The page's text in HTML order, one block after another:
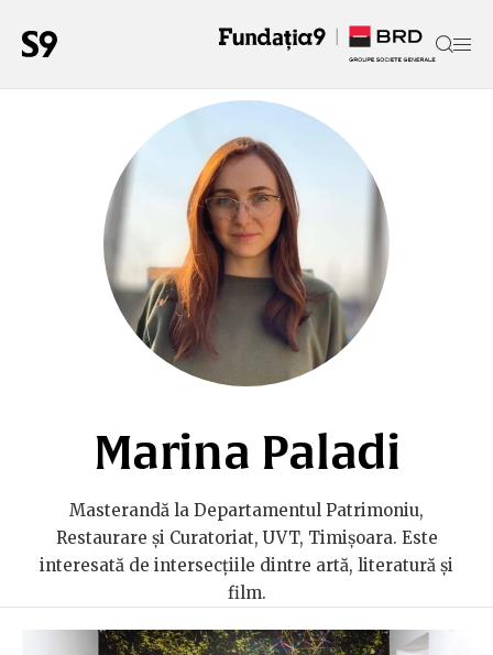
Marina Paladi
Masterandă la Departamentul Patrimoniu,
Restaurare și Curatoriat, UVT, Timișoara. Este
interesată de intersecțiile dintre artă, literatură și
film.